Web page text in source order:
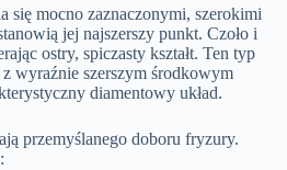
się mocno zaznaczonymi, szerokimi
jej najszerszy punkt. Czoło i
ostry, spiczasty kształt. Ten typ
wyraźnie szerszym środkowym
diamentowy układ.
przemyślanego doboru fryzury.